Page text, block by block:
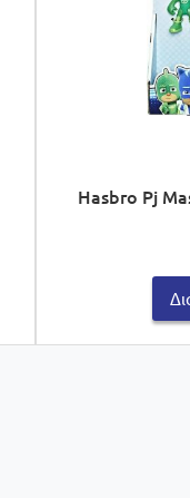
Hasbro Pj